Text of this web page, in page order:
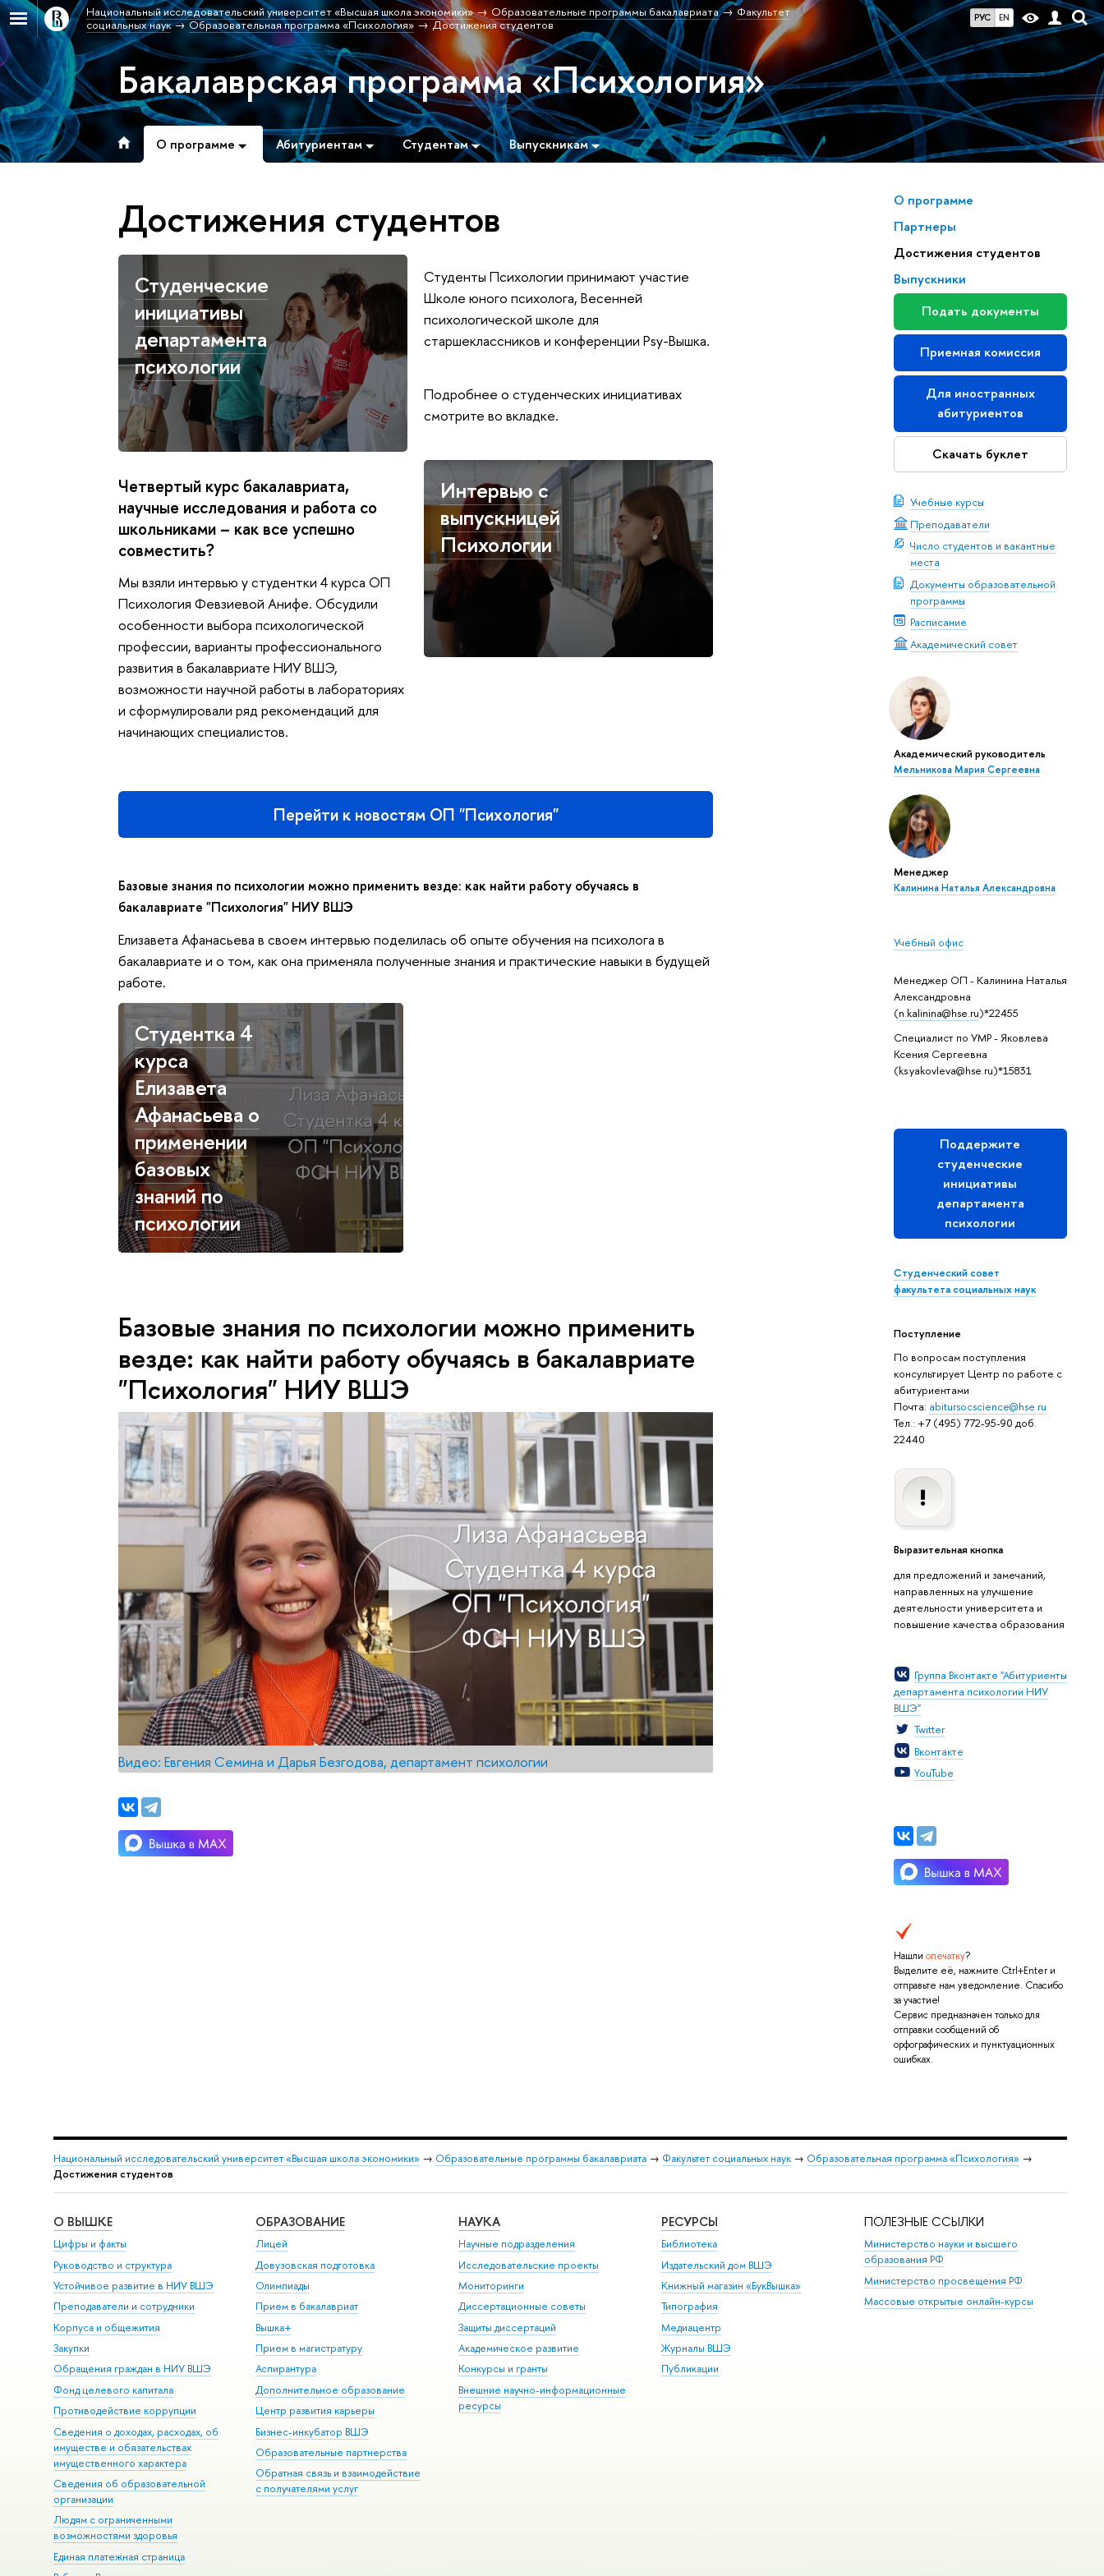
РУС EN
Национальный исследовательский университет «Высшая школа экономики» Образовательные программы бакалавриата
Факультет
социальных наук
Образовательная программа «Психология» Достижения студентов
Бакалаврская программа «Психология»
О программе Абитуриентам Студентам Выпускникам
О программе
Партнеры
Достижения студентов
Выпускники
Подать документы
Приемная комиссия
Для иностранных
абитуриентов
Скачать буклет
Учебные курсы
Преподаватели
Число студентов и вакантные
места
Документы образовательной
программы
Расписание
Академический совет
Академический руководитель
Мельникова Мария Сергеевна
Менеджер
Калинина Наталья Александровна
Учебный офис
Менеджер ОП - Калинина Наталья
Александровна
(n.kalinina@hse.ru)*22455
Специалист по УМР - Яковлева
Ксения Сергеевна
(ks.yakovleva@hse.ru)*15831
Поддержите
студенческие
инициативы
департамента
психологии
Студенческий совет
факультета социальных наук
Поступление
По вопросам поступления
консультирует Центр по работе с
абитуриентами
Почта: abitursocscience@hse.ru
Тел.: +7 (495) 772-95-90 доб.
22440
Выразительная кнопка
для предложений и замечаний,
направленных на улучшение
деятельности университета и
повышение качества образования
Группа Вконтакте "Абитуриенты
департамента психологии НИУ
ВШЭ"
Twitter
Вконтакте
YouTube
Нашли опечатку?
Выделите её, нажмите Ctrl+Enter и
отправьте нам уведомление. Спасибо
за участие!
Сервис предназначен только для
отправки сообщений об
орфографических и пунктуационных
ошибках.
Достижения студентов
Студенческие
инициативы
департамента
психологии
Студенты Психологии принимают участие
Школе юного психолога, Весенней
психологической школе для
старшеклассников и конференции Psy-Вышка.
Подробнее о студенческих инициативах
смотрите во вкладке.
Четвертый курс бакалавриата,
научные исследования и работа со
школьниками – как все успешно
совместить?
Мы взяли интервью у студентки 4 курса ОП
Психология Февзиевой Анифе. Обсудили
особенности выбора психологической
профессии, варианты профессионального
развития в бакалавриате НИУ ВШЭ,
возможности научной работы в лабораториях
и сформулировали ряд рекомендаций для
начинающих специалистов.
Интервью с
выпускницей
Психологии
Перейти к новостям ОП "Психология"
Базовые знания по психологии можно применить везде: как найти работу обучаясь в
бакалавриате "Психология" НИУ ВШЭ
Елизавета Афанасьева в своем интервью поделилась об опыте обучения на психолога в
бакалавриате и о том, как она применяла полученные знания и практические навыки в будущей
работе.
Студентка 4
курса
Елизавета
Афанасьева о
применении
базовых
знаний по
психологии
Базовые знания по психологии можно применить
везде: как найти работу обучаясь в бакалавриате
"Психология" НИУ ВШЭ
Видео: Евгения Семина и Дарья Безгодова, департамент психологии
Национальный исследовательский университет «Высшая школа экономики» → Образовательные программы бакалавриата→ Факультет социальных наук→ Образовательная программа «Психология» →
Достижения студентов
О ВЫШКЕ
Цифры и факты
Руководство и структура
Устойчивое развитие в НИУ ВШЭ
Преподаватели и сотрудники
Корпуса и общежития
Закупки
Обращения граждан в НИУ ВШЭ
Фонд целевого капитала
Противодействие коррупции
Сведения о доходах, расходах, об
имуществе и обязательствах
имущественного характера
Сведения об образовательной
организации
Людям с ограниченными
возможностями здоровья
Единая платежная страница
ОБРАЗОВАНИЕ
Лицей
Довузовская подготовка
Олимпиады
Прием в бакалавриат
Вышка+
Прием в магистратуру
Аспирантура
Дополнительное образование
Центр развития карьеры
Бизнес-инкубатор ВШЭ
Образовательные партнерства
Обратная связь и взаимодействие
с получателями услуг
НАУКА
Научные подразделения
Исследовательские проекты
Мониторинги
Диссертационные советы
Защиты диссертаций
Академическое развитие
Конкурсы и гранты
Внешние научно-информационные
ресурсы
РЕСУРСЫ
Библиотека
Издательский дом ВШЭ
Книжный магазин «БукВышка»
Типография
Медиацентр
Журналы ВШЭ
Публикации
ПОЛЕЗНЫЕ ССЫЛКИ
Министерство науки и высшего
образования РФ
Министерство просвещения РФ
Массовые открытые онлайн-курсы